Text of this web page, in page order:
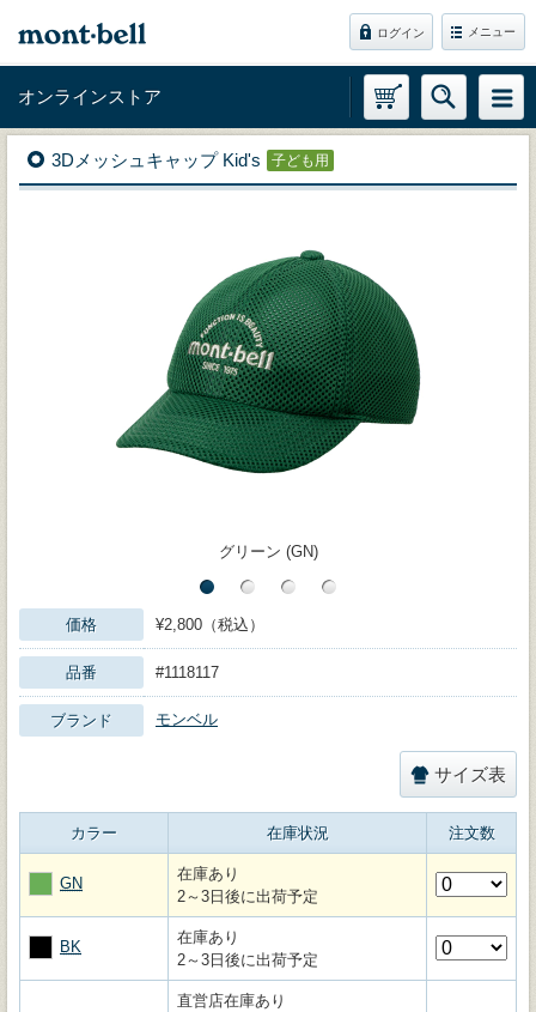
ログイン メニュー
オンラインストア
3Dメッシュキャップ Kid's 子ども用
グリーン (GN)
価格 ¥2,800（税込）
品番 #1118117
ブランド モンベル
サイズ表
カラー 在庫状況 注文数
GN
在庫あり
2～3日後に出荷予定
BK
在庫あり
2～3日後に出荷予定
直営店在庫あり